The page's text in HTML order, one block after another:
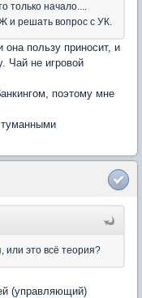
только начало....
и решать вопрос с УК.
пользу приносит, и
Чай не игровой
поэтому мне
или это всё теория?
(управляющий)